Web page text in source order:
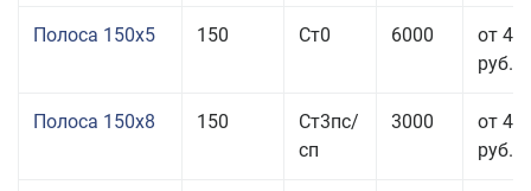
Полоса 150x5 150 Ст0 6000
от 46
руб.
Полоса 150x8 150
Ст3пс/
сп
3000
от 42
руб.